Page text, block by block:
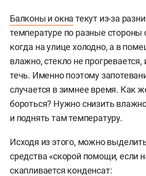
Балконы и окна текут из-за
температуре по разные стороны
когда на улице холодно, а в
влажно, стекло не прогревается,
течь. Именно поэтому
случается в зимнее время. Как
бороться? Нужно снизить
и поднять там температуру.
Исходя из этого, можно
средства «скорой помощи, если
скапливается конденсат: